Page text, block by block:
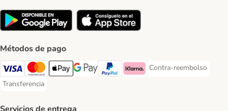
Métodos de pago
Visa Payment Method
Mastercard Payment Method
Apple Pay Payment Method
Google Pay Payment Method
PayPal Payment Method
Klarna Payment Method
Contra-reembolso
Contra-reembolso
Transferencia
Transferencia Payment Method